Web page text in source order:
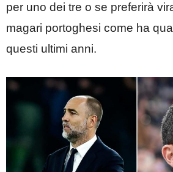
per uno dei tre o se preferirà
magari portoghesi come ha
questi ultimi anni.